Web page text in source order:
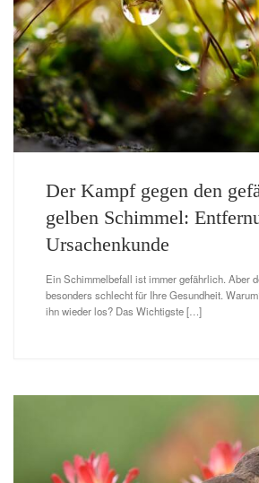
Der Kampf gegen den
gelben Schimmel:
Ursachenkunde
Ein Schimmelbefall ist immer gefährlich. Aber
besonders schlecht für Ihre Gesundheit.
ihn wieder los? Das Wichtigste […]